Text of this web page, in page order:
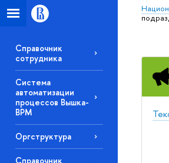
Справочник
сотрудника
Система
автоматизации
процессов Вышка-
BPM
Оргструктура
Справочник